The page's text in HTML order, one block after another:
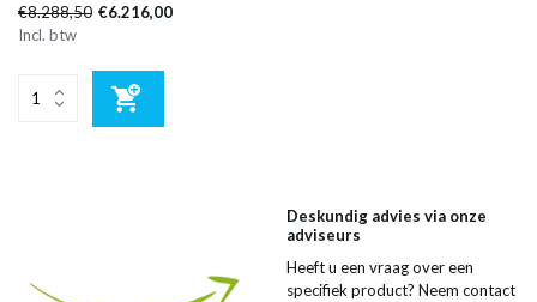
€8.288,50 €6.216,00
Incl. btw
Deskundig advies via onze
adviseurs
Heeft u een vraag over een
specifiek product? Neem contact